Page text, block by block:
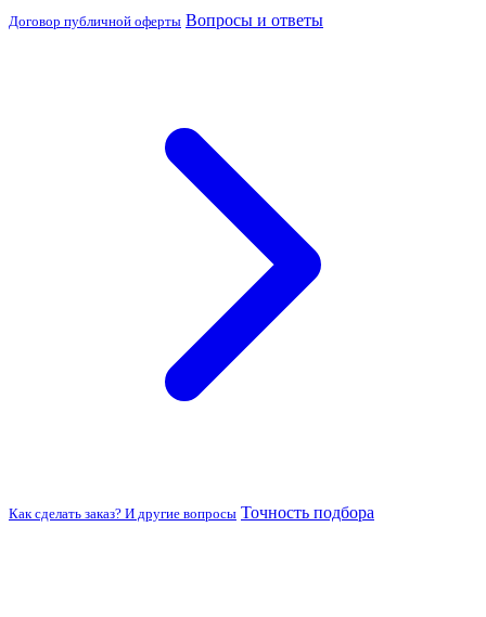
Договор публичной оферты Вопросы и ответы
Как сделать заказ? И другие вопросы Точность подбора